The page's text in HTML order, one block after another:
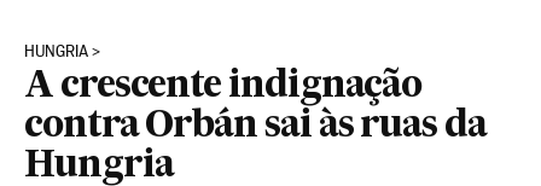
HUNGRIA
A crescente indignação
contra Orbán sai às ruas da
Hungria